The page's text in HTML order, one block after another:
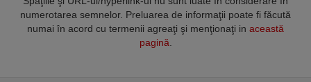
numerotarea semnelor. Preluarea de informaţii poate fi făcută
numai în acord cu termenii agreaţi şi menţionaţi in această
pagină